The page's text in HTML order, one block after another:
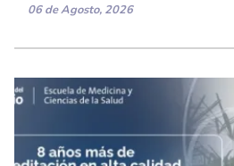
06 de Agosto, 2026